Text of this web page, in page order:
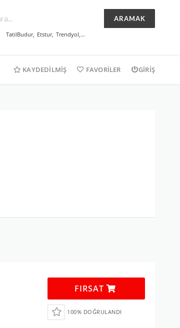
ARAMAK
TatilBudur, Etstur, Trendyol,...
KAYDEDILMIŞ FAVORILER GIRIŞ
FIRSAT
100% DOĞRULANDI